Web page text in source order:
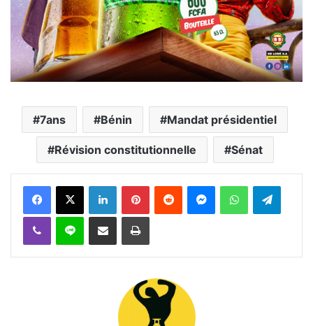
7ans Bénin Mandat présidentiel
Révision constitutionnelle Sénat
FacebookX Linkedin PinterestReddit MessengerWhatsAppTelegram
Viber Ligne Partager par email Imprimer